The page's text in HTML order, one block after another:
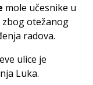
mole učesnike u
zbog otežanog
radova.
ulice je
Luka.